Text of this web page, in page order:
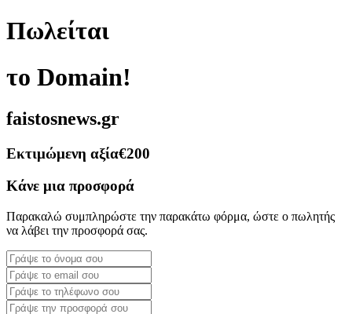
Πωλείται
το Domain!
faistosnews.gr
Εκτιμώμενη αξία€200
Κάνε μια προσφορά
Παρακαλώ συμπληρώστε την παρακάτω φόρμα, ώστε ο πωλητής
να λάβει την προσφορά σας.